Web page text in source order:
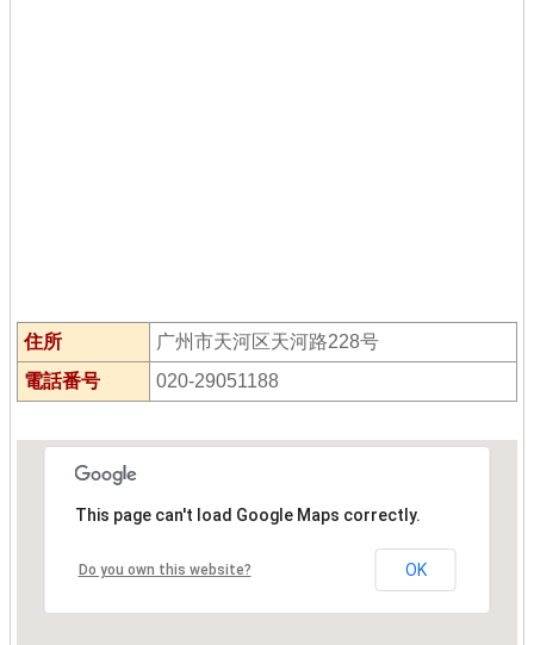
住所
广州市天河区天河路228号
電話番号
020-29051188
This page can't load Google Maps correctly.
Do you own this website? OK